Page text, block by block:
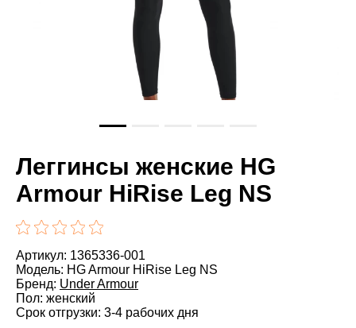
Леггинсы женские HG
Armour HiRise Leg NS
Артикул: 1365336-001
Модель: HG Armour HiRise Leg NS
Бренд: Under Armour
Пол: женский
Срок отгрузки: 3-4 рабочих дня